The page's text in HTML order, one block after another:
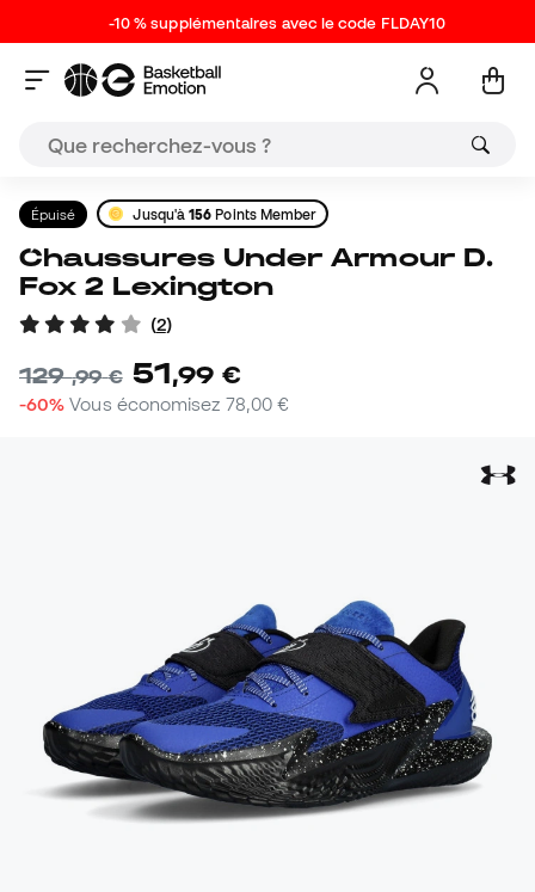
-10 % supplémentaires avec le code FLDAY10
Épuisé Jusqu'à156 Points Member
Chaussures Under Armour D.
Fox 2 Lexington
(2)
129,99 € 51,99 €
-60% Vous économisez 78,00 €